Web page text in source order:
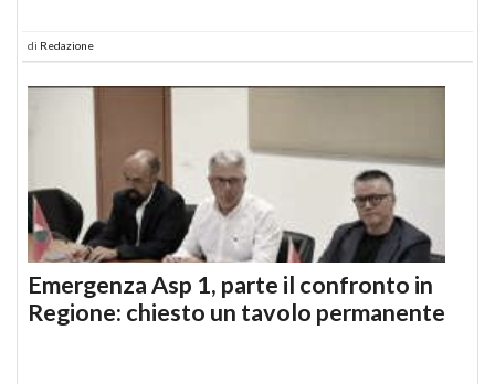
di Redazione
Emergenza Asp 1, parte il confronto in
Regione: chiesto un tavolo permanente